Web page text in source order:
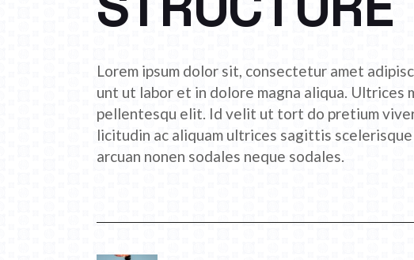
Lorem ipsum dolor sit, consectetur amet
unt ut labor et in dolore magna aliqua. Ultrices
pellentesqu elit. Id velit ut tort do pretium
licitudin ac aliquam ultrices sagittis
arcuan nonen sodales neque sodales.